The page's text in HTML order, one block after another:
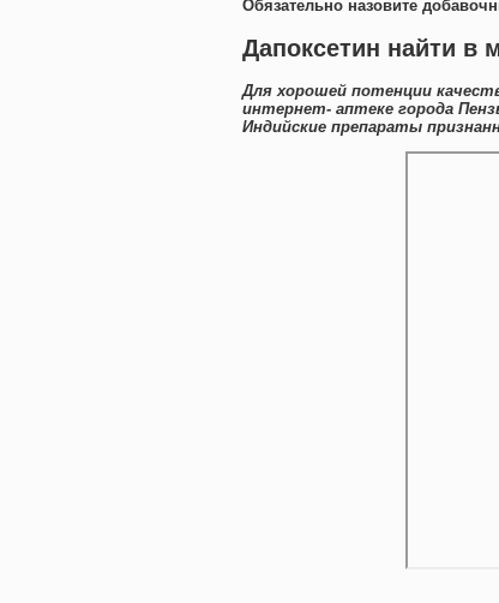
Обязательно назовите
Дапоксетин найти в
Для хорошей потенции
интернет- аптеке города
Индийские препараты